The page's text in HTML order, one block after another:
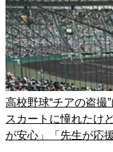
高校野球“チアの盗撮
スカートに憧れたけ
が安心」「先生が応